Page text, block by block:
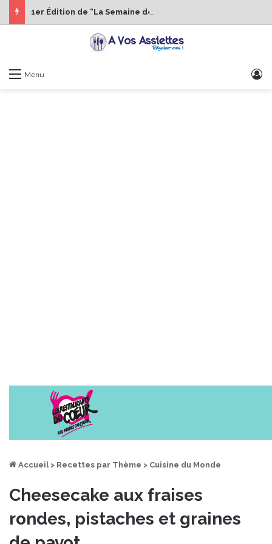
Menu
Accueil > Recettes par Thème > Cuisine du Monde
Cheesecake aux fraises
rondes, pistaches et graines